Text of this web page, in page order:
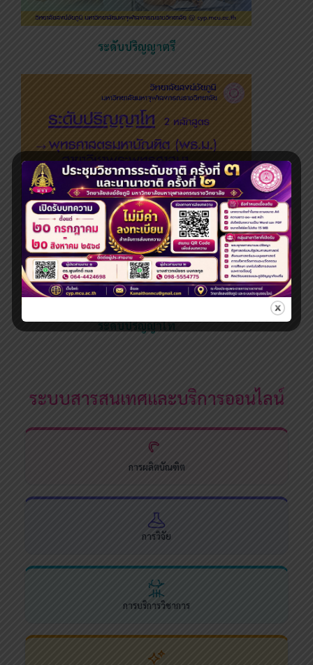
ระดับปริญญาตรี
ระดับปริญญาโท
ระบบสารสนเทศและบริการออนไลน์
การผลิตบัณฑิต
การวิจัย
การบริการวิชาการ